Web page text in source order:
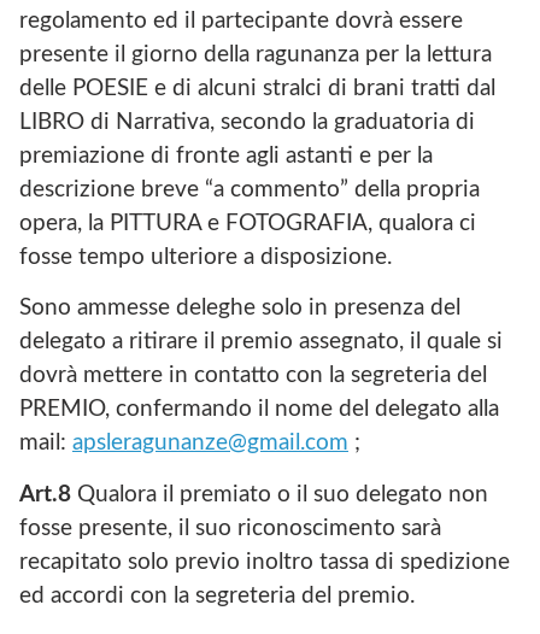
regolamento ed il partecipante dovrà essere
presente il giorno della ragunanza per la lettura
delle POESIE e di alcuni stralci di brani tratti dal
LIBRO di Narrativa, secondo la graduatoria di
premiazione di fronte agli astanti e per la
descrizione breve “a commento” della propria
opera, la PITTURA e FOTOGRAFIA, qualora ci
fosse tempo ulteriore a disposizione.
Sono ammesse deleghe solo in presenza del
delegato a ritirare il premio assegnato, il quale si
dovrà mettere in contatto con la segreteria del
PREMIO, confermando il nome del delegato alla
mail: apsleragunanze@gmail.com ;
Art.8 Qualora il premiato o il suo delegato non
fosse presente, il suo riconoscimento sarà
recapitato solo previo inoltro tassa di spedizione
ed accordi con la segreteria del premio.